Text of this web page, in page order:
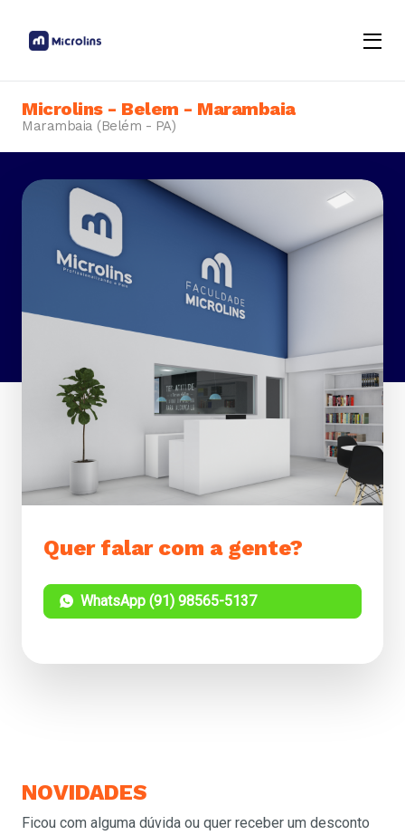
Menu
Microlins - Belem - Marambaia
Marambaia (Belém - PA)
Quer falar com a gente?
WhatsApp (91) 98565-5137
NOVIDADES
Ficou com alguma dúvida ou quer receber um desconto